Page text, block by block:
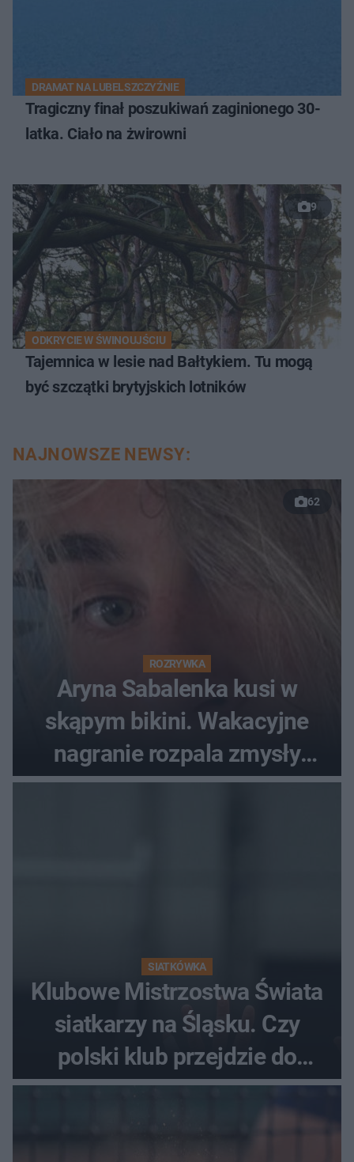
DRAMAT NA LUBELSZCZYŹNIE
Tragiczny finał poszukiwań zaginionego 30-
latka. Ciało na żwirowni
9
ODKRYCIE W ŚWINOUJŚCIU
Tajemnica w lesie nad Bałtykiem. Tu mogą
być szczątki brytyjskich lotników
NAJNOWSZE NEWSY:
62
ROZRYWKA
Aryna Sabalenka kusi w
skąpym bikini. Wakacyjne
nagranie rozpala zmysły
fanów
SIATKÓWKA
Klubowe Mistrzostwa Świata
siatkarzy na Śląsku. Czy
polski klub przejdzie do
historii